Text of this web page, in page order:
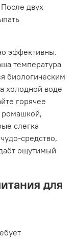
двух
эффективны.
температура
биологическим
холодной воде
горячее
ромашкой,
слегка
средство,
ощутимый
для